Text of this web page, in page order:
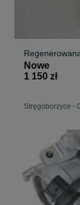
Nowe
1 150 zł
Stręgoborzyce -